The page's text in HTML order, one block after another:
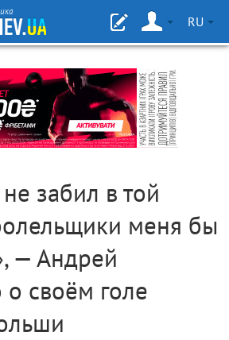
RU
забил в той
меня бы
— Андрей
своём голе